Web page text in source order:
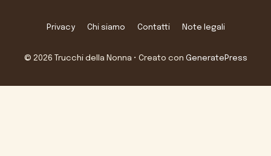
Privacy Chi siamo Contatti Note legali
© 2026 Trucchi della Nonna • Creato con GeneratePress